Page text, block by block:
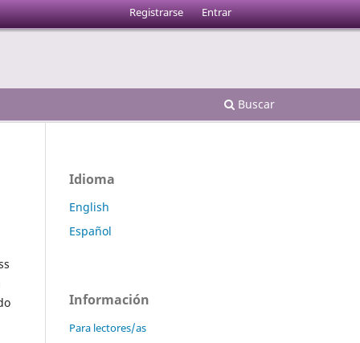
Buscar
Registrarse Entrar
Idioma
English
Español
Información
Para lectores/as